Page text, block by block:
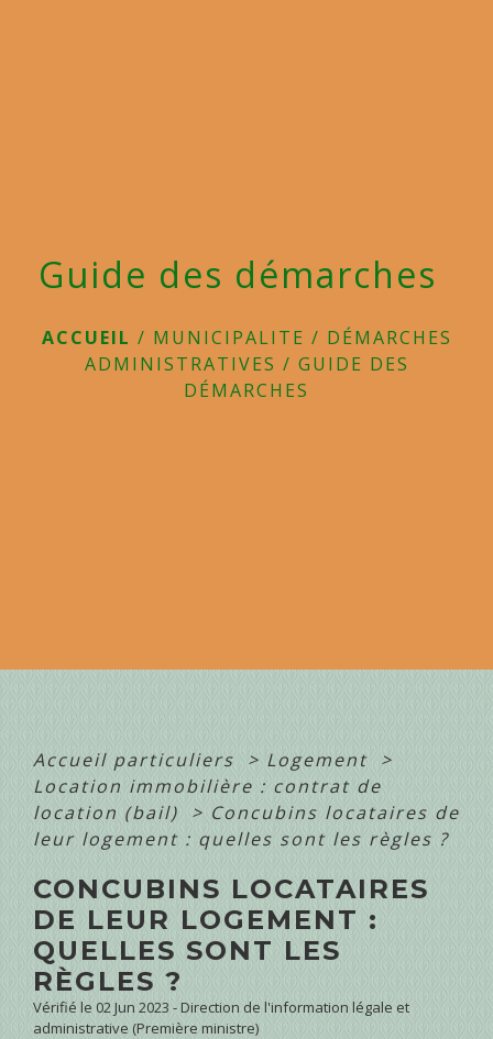
Guide des démarches
ACCUEIL / MUNICIPALITE / DÉMARCHES
ADMINISTRATIVES / GUIDE DES
DÉMARCHES
Accueil particuliers > Logement >
Location immobilière : contrat de
location (bail)
> Concubins locataires de
leur logement : quelles sont les règles ?
CONCUBINS LOCATAIRES
DE LEUR LOGEMENT :
QUELLES SONT LES
RÈGLES ?
Vérifié le 02 Jun 2023 - Direction de l'information légale et
administrative (Première ministre)